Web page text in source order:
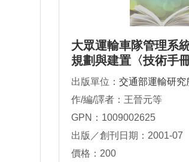
大眾運輸車隊管理系
規劃與建置〈技術手冊
出版單位： 交通部運輸研究
作/編/譯者：王晉元等
GPN：1009002625
出版／創刊日期：2001-07
價格：200